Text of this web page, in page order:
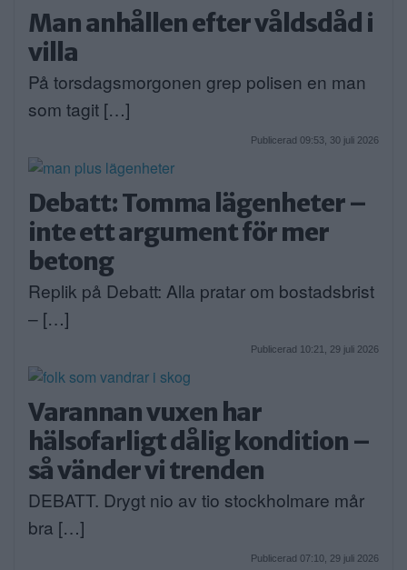
Man anhållen efter våldsdåd i
villa
På torsdagsmorgonen grep polisen en man
som tagit […]
Publicerad 09:53, 30 juli 2026
Debatt: Tomma lägenheter –
inte ett argument för mer
betong
Replik på Debatt: Alla pratar om bostadsbrist
– […]
Publicerad 10:21, 29 juli 2026
Varannan vuxen har
hälsofarligt dålig kondition –
så vänder vi trenden
DEBATT. Drygt nio av tio stockholmare mår
bra […]
Publicerad 07:10, 29 juli 2026